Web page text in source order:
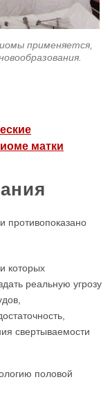
применяется,
матки
противопоказано
которых
реальную угрозу
свертываемости
половой